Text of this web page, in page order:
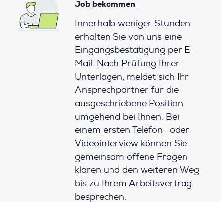
Job bekommen
Innerhalb weniger Stunden
erhalten Sie von uns eine
Eingangsbestätigung per E-
Mail. Nach Prüfung Ihrer
Unterlagen, meldet sich Ihr
Ansprechpartner für die
ausgeschriebene Position
umgehend bei Ihnen. Bei
einem ersten Telefon- oder
Videointerview können Sie
gemeinsam offene Fragen
klären und den weiteren Weg
bis zu Ihrem Arbeitsvertrag
besprechen.